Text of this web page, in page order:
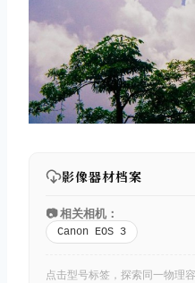
影像器材档案
📷 相关相机：
Canon EOS 3
点击型号标签，探索同一物理